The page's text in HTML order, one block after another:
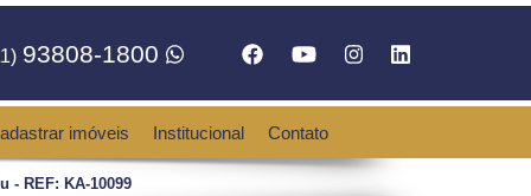
93808-1800
imóveis Institucional Contato
- REF: KA-10099